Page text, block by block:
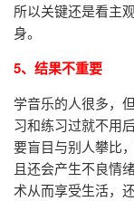
所以关键还是看主
身。
5、结果不重要
学音乐的人很多，
习和练习过就不用
要盲目与别人攀比
且还会产生不良情
术从而享受生活，